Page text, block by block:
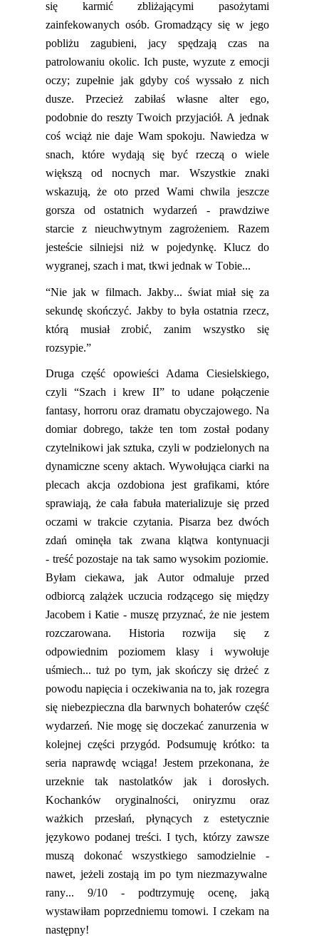
się karmić zbliżającymi pasożytami
zainfekowanych osób. Gromadzący się w jego
pobliżu zagubieni, jacy spędzają czas na
patrolowaniu okolic. Ich puste, wyzute z emocji
oczy; zupełniejak gdyby coś wyssało z nich
dusze. Przecież zabiłaś własne alter ego,
podobnie do reszty Twoich przyjaciół. A jednak
coś wciąż nie daje Wam spokoju. Nawiedza w
snach, które wydają się być rzeczą
o wiele
większą od nocnych mar. Wszystkie znaki
wskazują, że oto przed Wami chwila jeszcze
gorsza od ostatnich wydarzeń - prawdziwe
starcie z nieuchwytnym zagrożeniem. Razem
jesteście silniejsi niż w pojedynkę. Klucz do
wygranej, szach i mat, tkwi jednak w Tobie...
“Nie jak w filmach. Jakby... świat miał się za
sekundę skończyć. Jakby to była ostatnia rzecz,
którą musiał zrobić, zanim wszystko się
rozsypie.”
Druga część opowieści Adama Ciesielskiego,
czyli “Szach i krew II” to udane połączenie
fantasy, horroru oraz dramatu obyczajowego. Na
domiar dobrego, także ten tom został podany
czytelnikowi jak sztuka, czyli w podzielonych na
dynamiczne sceny aktach. Wywołująca ciarki na
plecach akcja ozdobiona jest grafikami, które
sprawiają, że cała fabuła materializuje się przed
oczami w trakcie czytania. Pisarza bez dwóch
zdań ominęła tak zwanaklątwa kontynuacji
- treśćpozostaje na tak samo wysokim poziomie.
Byłam ciekawa, jak Autor odmaluje przed
odbiorcą zalążek uczucia rodzącego się między
Jacobem iKatie - muszę przyznać, że nie jestem
rozczarowana. Historia rozwija się z
odpowiednim poziomem klasy i wywołuje
uśmiech... tuż po tym, jak skończy się drżeć z
powodu napięcia i oczekiwania na to, jak rozegra
się niebezpieczna dla barwnych bohaterów część
wydarzeń. Nie mogę się doczekać zanurzenia w
kolejnej części przygód.Podsumuję krótko: ta
seria naprawdę wciąga! Jestem przekonana, że
urzeknietak nastolatkówjak i dorosłych.
Kochanków oryginalności, oniryzmu oraz
ważkich przesłań, płynących z estetycznie
językowo podanej treści. I tych, którzy zawsze
muszą dokonać wszystkiego samodzielnie-
nawet, jeżelizostają im po tym niezmazywalne
rany... 9/10 - podtrzymuję ocenę, jaką
wystawiłam poprzedniemu tomowi. I czekam na
następny!